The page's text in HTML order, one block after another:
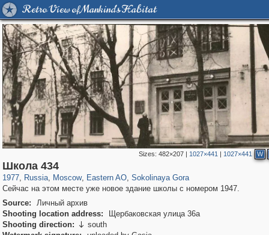
Retro View of Mankind's Habitat
Sizes: 482×207| 1027×441 | 1027×441 W
Школа 434
1977, Russia
1,406,450
, Moscow
319,780 8,286
, Eastern AO, Sokolinaya Gora
Сейчас на этом месте уже новое здание школы с номером 1947.
Source:
Личный архив
Shooting location address:
Щербаковская улица 36а
Shooting direction:  south